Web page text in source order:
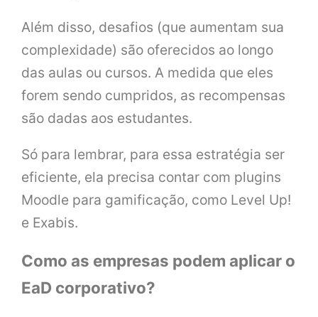
Além disso, desafios (que aumentam sua
complexidade) são oferecidos ao longo
das aulas ou cursos. A medida que eles
forem sendo cumpridos, as recompensas
são dadas aos estudantes.
Só para lembrar, para essa estratégia ser
eficiente, ela precisa contar com plugins
Moodle para gamificação, como Level Up!
e Exabis.
Como as empresas podem aplicar o
EaD corporativo?